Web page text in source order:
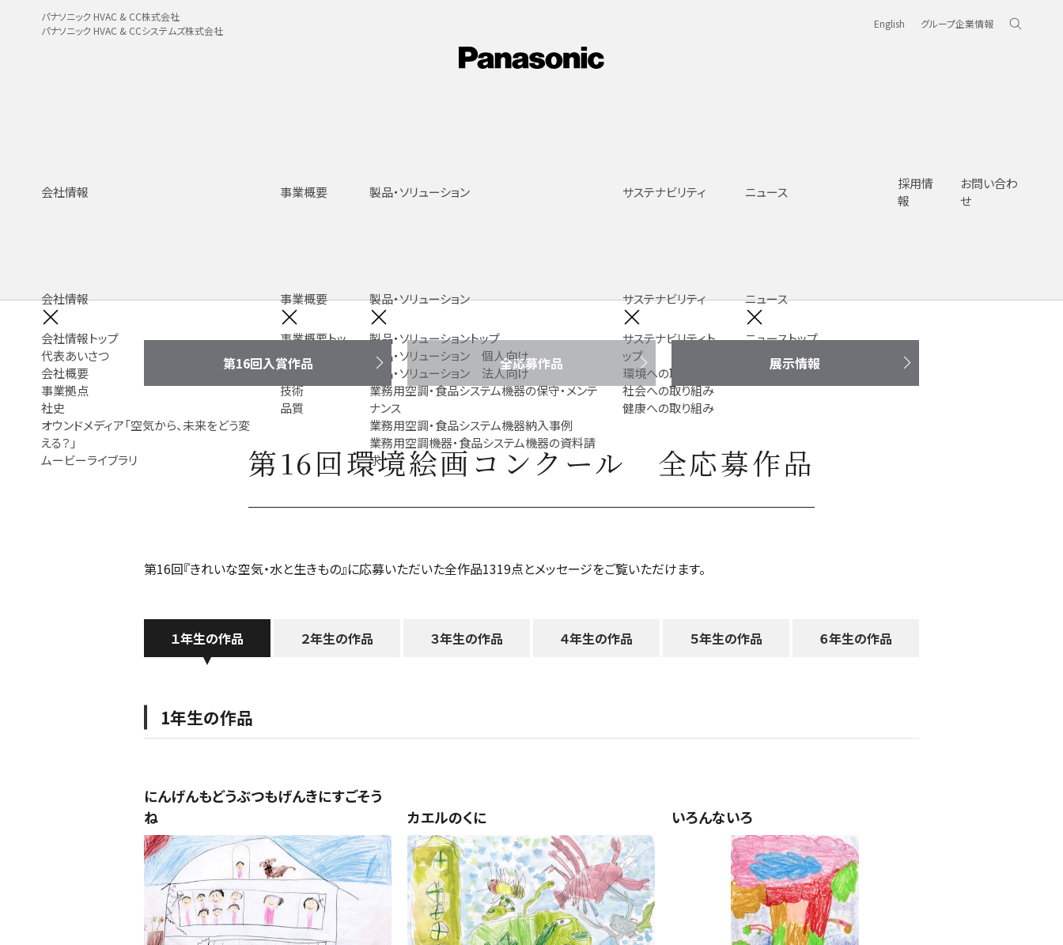
パナソニック HVAC & CC株式会社
パナソニック HVAC & CCシステムズ株式会社
会社情報
会社情報
会社情報トップ
代表あいさつ
会社概要
事業拠点
社史
オウンドメディア「空気から、未来をどう変
える？」
ムービーライブラリ
事業概要
事業概要
事業概要トッ
プ
事業領域
技術
品質
製品・ソリューション
製品・ソリューション
製品・ソリューショントップ
製品・ソリューション 個人向け
製品・ソリューション 法人向け
業務用空調・食品システム機器の保守・メンテ
ナンス
業務用空調・食品システム機器納入事例
業務用空調機器・食品システム機器の資料請
求
サステナビリティ
サステナビリティ
サステナビリティト
ップ
環境への取り組み
社会への取り組み
健康への取り組み
ニュース
ニュース
ニューストップ
製品に関する大切なお知
採用情
報
お問い合わ
せ
English グループ企業情報
第16回入賞作品 全応募作品 展示情報
第16回環境絵画コンクール 全応募作品
第16回『きれいな空気・水と生きもの』に応募いただいた全作品1319点とメッセージをご覧いただけます。
１年生の作品 ２年生の作品 ３年生の作品 ４年生の作品 ５年生の作品 ６年生の作品
1年生の作品
にんげんもどうぶつもげんきにすごそう
ね
カエルのくに いろんないろ